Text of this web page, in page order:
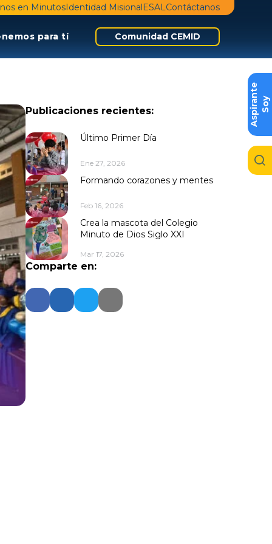
en MinutosIdentidad MisionalESALContáctanos
para tí Comunidad CEMID
S
o
y
A
s
p
i
r
a
n
t
e
Publicaciones recientes:
Último Primer Día
Ene 27, 2026
Formando corazones y mentes
Feb 16, 2026
Crea la mascota del Colegio
Minuto de Dios Siglo XXI
Mar 17, 2026
Comparte en: